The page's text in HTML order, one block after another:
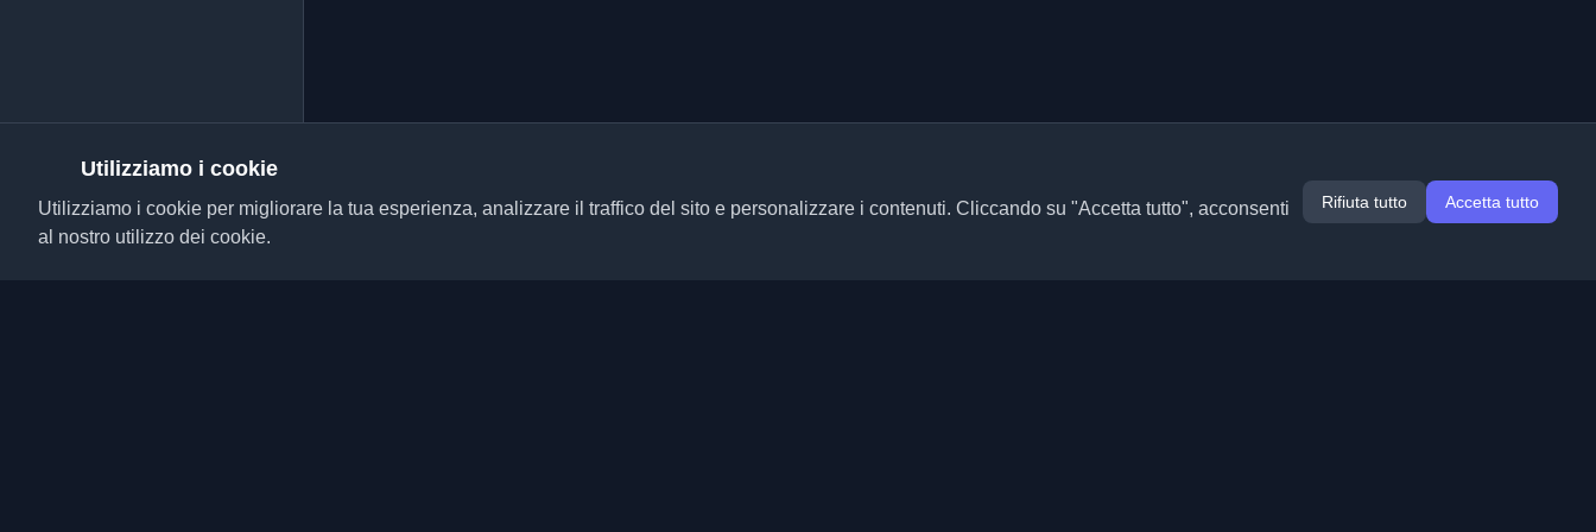
Utilizziamo i cookie
Utilizziamo i cookie per migliorare la tua esperienza, analizzare il traffico del sito e personalizzare i contenuti. Cliccando su "Accetta tutto", acconsenti
al nostro utilizzo dei cookie.
Rifiuta tutto Accetta tutto